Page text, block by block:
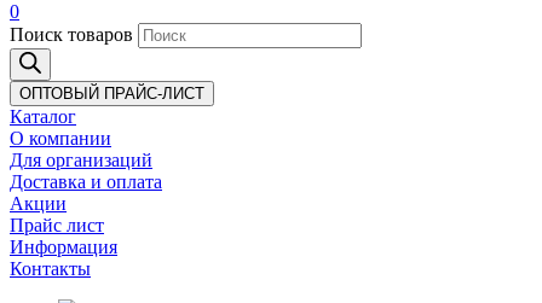
0
Поиск товаров
ОПТОВЫЙ ПРАЙС-ЛИСТ
Каталог
О компании
Для организаций
Доставка и оплата
Акции
Прайс лист
Информация
Контакты